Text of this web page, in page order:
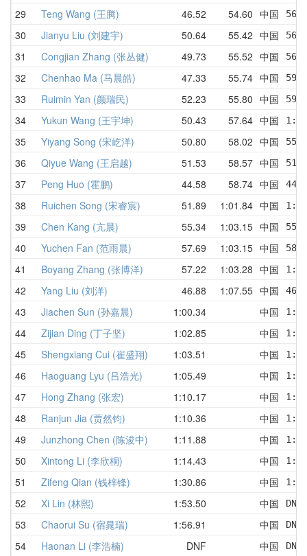
29 Teng Wang (王腾) 46.52 54.60 中国
30 Jianyu Liu (刘建宇) 50.64 55.42 中国
31 Congjian Zhang (张丛健) 49.73 55.52 中国
32 Chenhao Ma (马晨皓) 47.33 55.74 中国
33 Ruimin Yan (颜瑞民) 52.23 55.80 中国
34 Yukun Wang (王宇坤) 50.43 57.64 中国
35 Yiyang Song (宋屹洋) 50.80 58.02 中国
36 Qiyue Wang (王启越) 51.53 58.57 中国
37 Peng Huo (霍鹏) 44.58 58.74 中国
38 Ruichen Song (宋睿宸) 51.89 1:01.84 中国
39 Chen Kang (亢晨) 55.34 1:03.15 中国
40 Yuchen Fan (范雨晨) 57.69 1:03.15 中国
41 Boyang Zhang (张博洋) 57.22 1:03.28 中国
42 Yang Liu (刘洋) 46.88 1:07.55 中国
43 Jiachen Sun (孙嘉晨) 1:00.34 中国
44 Zijian Ding (丁子坚) 1:02.85 中国
45 Shengxiang Cui (崔盛翔) 1:03.51 中国
46 Haoguang Lyu (吕浩光) 1:05.49 中国
47 Hong Zhang (张宏) 1:10.17 中国
48 Ranjun Jia (贾然钧) 1:10.36 中国
49 Junzhong Chen (陈浚中) 1:11.88 中国
50 Xintong Li (李欣桐) 1:14.43 中国
51 Zifeng Qian (钱梓锋) 1:30.86 中国
52 Xi Lin (林熙) 1:53.50 中国
53 Chaorui Su (宿晁瑞) 1:56.91 中国
54 Haonan Li (李浩楠) DNF 中国